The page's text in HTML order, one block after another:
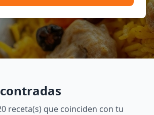
receta(s) que coinciden con tu